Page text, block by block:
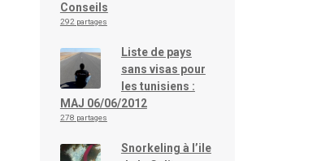
Conseils
292 partages
Liste de pays
sans visas pour
les tunisiens :
MAJ 06/06/2012
278 partages
Snorkeling à l’ile